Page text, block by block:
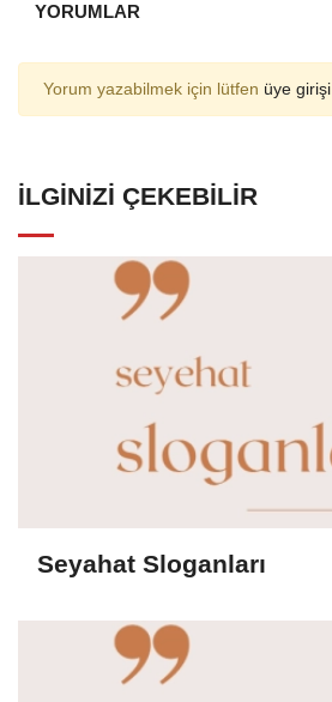
YORUMLAR
Yorum yazabilmek için lütfen üye girişi
İLGINIZI ÇEKEBILIR
Seyahat Sloganları